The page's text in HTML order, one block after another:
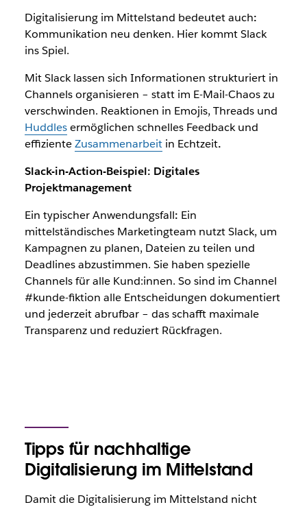
Digitalisierung im Mittelstand bedeutet auch:
Kommunikation neu denken. Hier kommt Slack
ins Spiel.
Mit Slack lassen sich Informationen strukturiert in
Channels organisieren – statt im E-Mail-Chaos zu
verschwinden. Reaktionen in Emojis, Threads und
Huddlesermöglichen schnelles Feedback und
effizienteZusammenarbeitin Echtzeit.
Slack-in-Action-Beispiel: Digitales
Projektmanagement
Ein typischer Anwendungsfall: Ein
mittelständisches Marketingteam nutzt Slack, um
Kampagnen zu planen, Dateien zu teilen und
Deadlines abzustimmen. Sie haben spezielle
Channels für alle Kund:innen. So sind im Channel
#kunde-fiktion alle Entscheidungen dokumentiert
und jederzeit abrufbar – das schafft maximale
Transparenz und reduziert Rückfragen.
Tipps für nachhaltige
Digitalisierung im Mittelstand
Damit die Digitalisierung im Mittelstand nicht